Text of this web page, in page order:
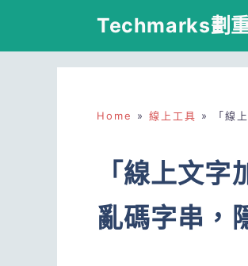
Techmarks劃
Home » 線上工具 » 「線
「線上文
亂碼字串，